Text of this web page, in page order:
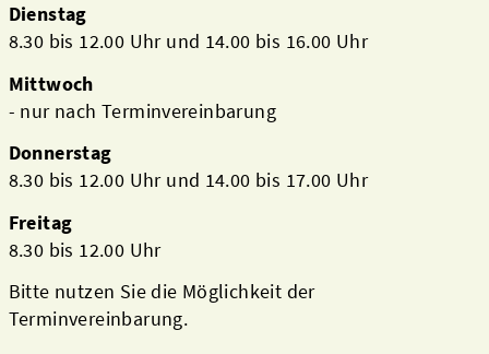
Dienstag
8.30 bis 12.00 Uhr und 14.00 bis 16.00 Uhr
Mittwoch
- nur nach Terminvereinbarung
Donnerstag
8.30 bis 12.00 Uhr und 14.00 bis 17.00 Uhr
Freitag
8.30 bis 12.00 Uhr
Bitte nutzen Sie die Möglichkeit der
Terminvereinbarung.